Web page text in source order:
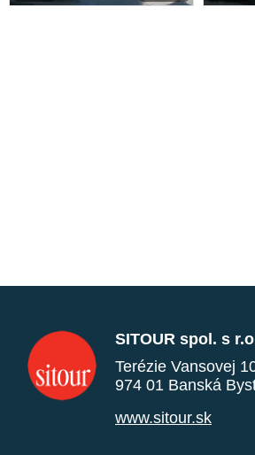
SITOUR spol. s
Terézie Vansovej
974 01 Banská
www.sitour.sk